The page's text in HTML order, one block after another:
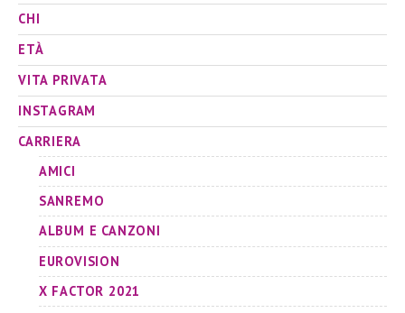
CHI
ETÀ
VITA PRIVATA
INSTAGRAM
CARRIERA
AMICI
SANREMO
ALBUM E CANZONI
EUROVISION
X FACTOR 2021